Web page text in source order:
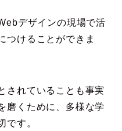
デザインの現場で活
つけることができま
されていることも事実
磨くために、多様な学
です。